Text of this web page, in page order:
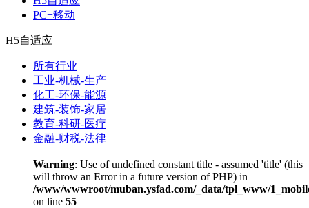
PC+移动
H5自适应
所有行业
工业-机械-生产
化工-环保-能源
建筑-装饰-家居
教育-科研-医疗
金融-财税-法律
Warning: Use of undefined constant title - assumed 'title' (this
will throw an Error in a future version of PHP) in
/www/wwwroot/muban.ysfad.com/_data/tpl_www/
on line 55